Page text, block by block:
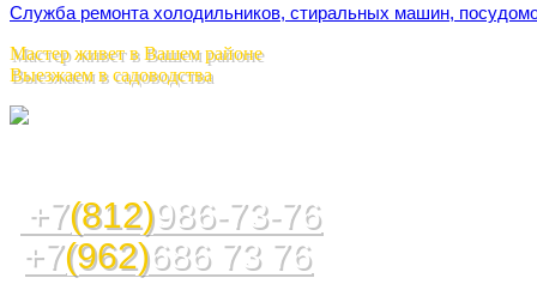
Служба ремонта холодильников, стиральных машин,
Мастер живет в Вашем районе
Выезжаем в садоводства
+7(812)986-73-76
+7(962)686 73 76